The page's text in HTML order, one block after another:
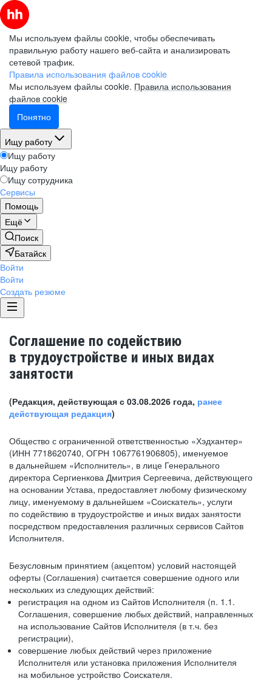
Мы используем файлы cookie, чтобы обеспечивать
правильную работу нашего веб-сайта и анализировать
сетевой трафик.
Правила использования файлов cookie
Мы используем файлы cookie. Правила использования
файлов cookie
Понятно
Ищу работу
Ищу работу
Ищу работу
Ищу сотрудника
Сервисы
Помощь
Ещё
Поиск
Батайск
Войти
Войти
Создать резюме
Соглашение по содействию
в трудоустройстве и иных видах
занятости
(Редакция, действующая с 03.08.2026 года, ранее
действующая редакция)
Общество с ограниченной ответственностью «Хэдхантер»
(ИНН 7718620740, ОГРН 1067761906805), именуемое
в дальнейшем «Исполнитель», в лице Генерального
директора Сергиенкова Дмитрия Сергеевича, действующего
на основании Устава, предоставляет любому физическому
лицу, именуемому в дальнейшем «Соискатель», услуги
по содействию в трудоустройстве и иных видах занятости
посредством предоставления различных сервисов Сайтов
Исполнителя.
Безусловным принятием (акцептом) условий настоящей
оферты (Соглашения) считается совершение одного или
нескольких из следующих действий:
регистрация на одном из Сайтов Исполнителя (п. 1.1.
Соглашения, совершение любых действий, направленных
на использование Сайтов Исполнителя (в т.ч. без
регистрации),
совершение любых действий через приложение
Исполнителя или установка приложения Исполнителя
на мобильное устройство Соискателя.